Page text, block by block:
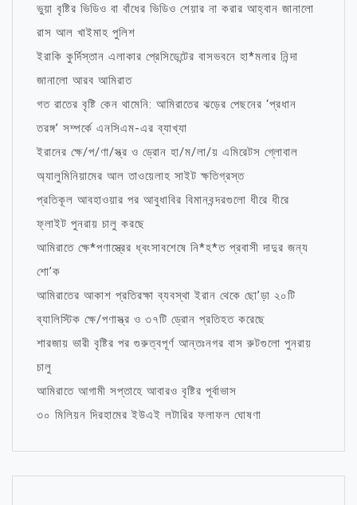
ভুয়া বৃষ্টির ভিডিও বা বাঁধের ভিডিও শেয়ার না করার আহ্বান জানালো
রাস আল খাইমাহ পুলিশ
ইরাকি কুর্দিস্তান এলাকার প্রেসিডেন্টের বাসভবনে হা*মলার নিন্দা
জানালো আরব আমিরাত
গত রাতের বৃষ্টি কেন থামেনি: আমিরাতের ঝড়ের পেছনের ‘প্রধান
তরঙ্গ’ সম্পর্কে এনসিএম-এর ব্যাখ্যা
ইরানের ক্ষে/প/ণা/স্ত্র ও ড্রোন হা/ম/লা/য় এমিরেটস গ্লোবাল
অ্যালুমিনিয়ামের আল তাওয়েলাহ সাইট ক্ষতিগ্রস্ত
প্রতিকূল আবহাওয়ার পর আবুধাবির বিমানবন্দরগুলো ধীরে ধীরে
ফ্লাইট পুনরায় চালু করছে
আমিরাতে ক্ষে*পণাস্ত্রের ধ্বংসাবশেষে নি*হ*ত প্রবাসী দাদুর জন্য
শো’ক
আমিরাতের আকাশ প্রতিরক্ষা ব্যবস্থা ইরান থেকে ছো’ড়া ২০টি
ব্যালিস্টিক ক্ষে/পণাস্ত্র ও ৩৭টি ড্রোন প্রতিহত করেছে
শারজায় ভারী বৃষ্টির পর গুরুত্বপূর্ণ আন্তঃনগর বাস রুটগুলো পুনরায়
চালু
আমিরাতে আগামী সপ্তাহে আবারও বৃষ্টির পূর্বাভাস
৩০ মিলিয়ন দিরহামের ইউএই লটারির ফলাফল ঘোষণা